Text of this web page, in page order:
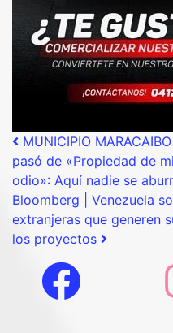
Post
MUNICIPIO
pasó de «Propiedad de
odio»: Aquí nadie se
Bloomberg | Venezuela
extranjeras que generen
los proyectos